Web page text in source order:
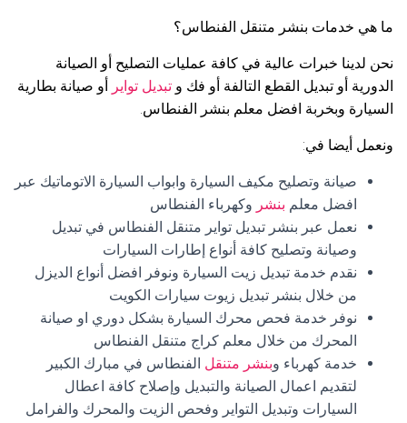
ما هي خدمات بنشر متنقل الفنطاس؟
نحن لدينا خبرات عالية في كافة عمليات التصليح أو الصيانة
الدورية أو تبديل القطع التالفة أو فك و تبديل تواير أو صيانة بطارية
السيارة وبخربة افضل معلم بنشر الفنطاس.
ونعمل أيضا في:
صيانة وتصليح مكيف السيارة وابواب السيارة الاتوماتيك عبر
افضل معلم بنشر وكهرباء الفنطاس
نعمل عبر بنشر تبديل تواير متنقل الفنطاس في تبديل
وصيانة وتصليح كافة أنواع إطارات السيارات
نقدم خدمة تبديل زيت السيارة ونوفر افضل أنواع الديزل
من خلال بنشر تبديل زيوت سيارات الكويت
نوفر خدمة فحص محرك السيارة بشكل دوري او صيانة
المحرك من خلال معلم كراج متنقل الفنطاس
خدمة كهرباء وبنشر متنقل الفنطاس في مبارك الكبير
لتقديم اعمال الصيانة والتبديل وإصلاح كافة اعطال
السيارات وتبديل التواير وفحص الزيت والمحرك والفرامل